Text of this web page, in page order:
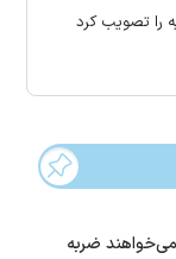
را تصویب کرد
ضربه